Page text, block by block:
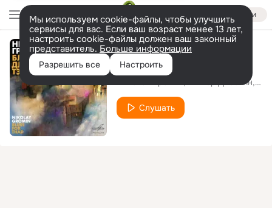
Войти
Мы используем cookie-файлы, чтобы улучшить
сервисы для вас. Если ваш возраст менее 13 лет,
настроить cookie-файлы должен ваш законный
представитель. Больше информации
Разрешить все Настроить
Тема для Эрни
Виктор Двоскин
Слушать